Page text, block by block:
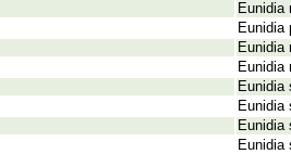
Eunidia
Eunidia
Eunidia
Eunidia
Eunidia
Eunidia
Eunidia
Eunidia